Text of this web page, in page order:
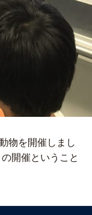
物を開催しまし
開催ということ